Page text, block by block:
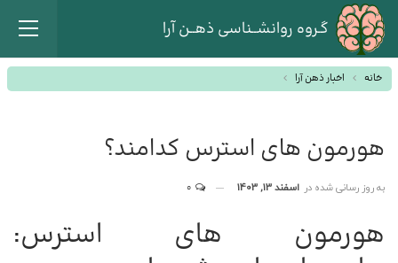
گـروه روانشــناسی ذهــن آرا
خانه اخبار ذهن آرا
هورمون های استرس کدامند؟
به روز رسانی شده در اسفند 13, 1403
هورمون های استرس: